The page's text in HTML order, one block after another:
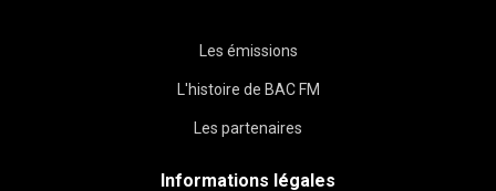
Les émissions
L'histoire de BAC FM
Les partenaires
Informations légales